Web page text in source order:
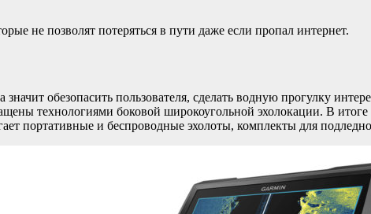
не позволят потеряться в пути даже если пропал интернет.
значит обезопасить пользователя, сделать водную прогулку
технологиями боковой широкоугольной эхолокации. В
портативные и беспроводные эхолоты, комплекты для